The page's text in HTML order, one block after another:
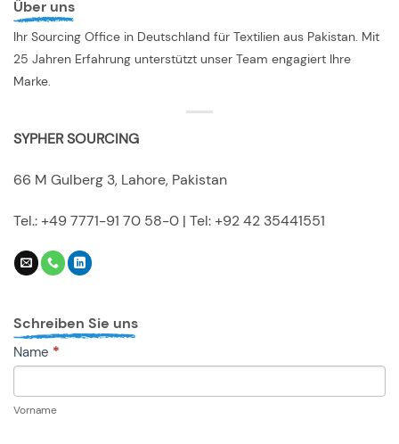
Über uns
Ihr Sourcing Office in Deutschland für Textilien aus Pakistan. Mit
25 Jahren Erfahrung unterstützt unser Team engagiert Ihre
Marke.
SYPHER SOURCING
66 M Gulberg 3, Lahore, Pakistan
Tel.: +49 7771-91 70 58-0 | Tel: +92 42 35441551
Schreiben Sie uns
KONTAKT
Name *
Vorname